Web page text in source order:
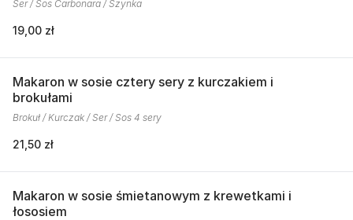
Ser / Sos Carbonara / Szynka
19,00 zł
Makaron w sosie cztery sery z kurczakiem i
brokułami
Brokuł / Kurczak / Ser / Sos 4 sery
21,50 zł
Makaron w sosie śmietanowym z krewetkami i
łososiem